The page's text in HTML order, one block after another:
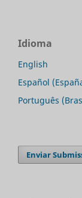
Idioma
English
Español
Português
Enviar